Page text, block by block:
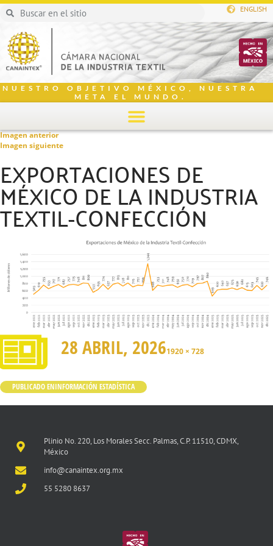
ENGLISH
NUESTRO OBJETIVO MÉXICO, NUESTRA
META EL MUNDO.
Imagen anterior
Imagen siguiente
EXPORTACIONES DE
MÉXICO DE LA INDUSTRIA
TEXTIL-CONFECCIÓN
28 ABRIL, 20261920 × 728
PUBLICADO ENINFORMACIÓN ESTADÍSTICA
Plinio No. 220, Los Morales Secc. Palmas, C.P. 11510, CDMX,
México
info@canaintex.org.mx
55 5280 8637